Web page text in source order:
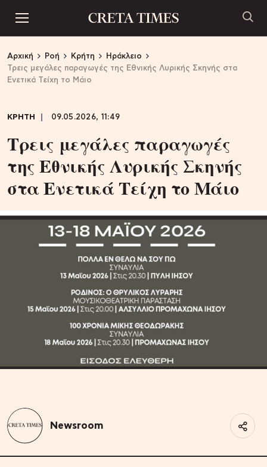
Αρχική Ροή Κρήτη
Ηράκλειο
Τρεις μεγάλες παραγωγές της Εθνικής Λυρικής Σκηνής στα
Ενετικά Τείχη το Μάιο
ΚΡΗΤΗ 09.05.2026, 11:49
Τρεις μεγάλες παραγωγές
της Εθνικής Λυρικής Σκηνής
στα Ενετικά Τείχη το Μάιο
Newsroom